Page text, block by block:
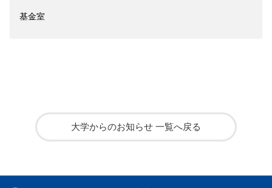
基金室
大学からのお知らせ 一覧へ戻る